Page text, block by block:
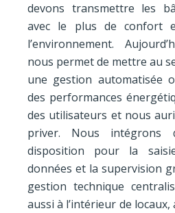
devons transmettre les
avec le plus de confort
l’environnement.
nous permet de mettre au
une gestion automatisée
des performances
des utilisateurs et nous
priver. Nous
disposition pour la
données et la supervision
gestion technique
aussi à l’intérieur de locaux,